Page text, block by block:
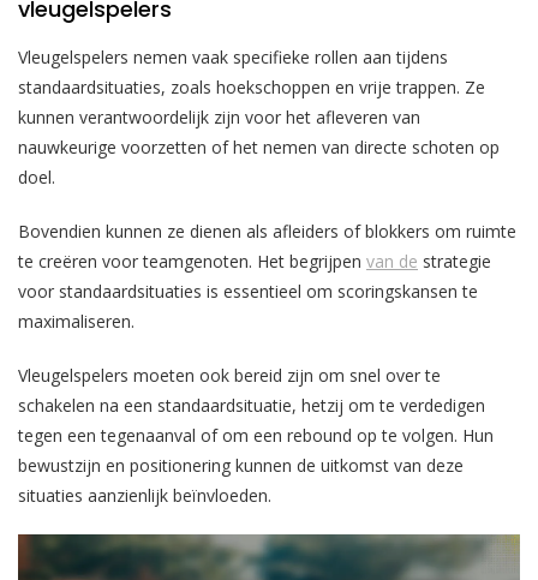
vleugelspelers
Vleugelspelers nemen vaak specifieke rollen aan tijdens
standaardsituaties, zoals hoekschoppen en vrije trappen. Ze
kunnen verantwoordelijk zijn voor het afleveren van
nauwkeurige voorzetten of het nemen van directe schoten op
doel.
Bovendien kunnen ze dienen als afleiders of blokkers om ruimte
te creëren voor teamgenoten. Het begrijpen van de strategie
voor standaardsituaties is essentieel om scoringskansen te
maximaliseren.
Vleugelspelers moeten ook bereid zijn om snel over te
schakelen na een standaardsituatie, hetzij om te verdedigen
tegen een tegenaanval of om een rebound op te volgen. Hun
bewustzijn en positionering kunnen de uitkomst van deze
situaties aanzienlijk beïnvloeden.